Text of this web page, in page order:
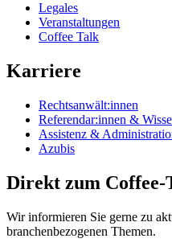
Legales
Veranstaltungen
Coffee Talk
Karriere
Rechtsanwält:innen
Referendar:innen &
Assistenz &
Azubis
Direkt zum Coffee-
Wir informieren Sie gerne zu
branchenbezogenen Themen.